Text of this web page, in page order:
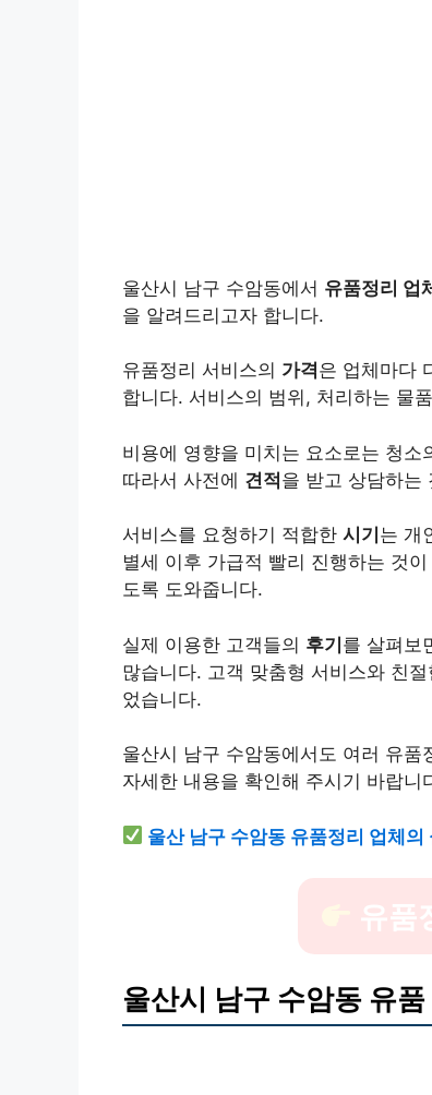
울산시 남구 수암동에서 유품정리 업
을 알려드리고자 합니다.
유품정리 서비스의 가격은 업체마다
합니다. 서비스의 범위, 처리하는 물
비용에 영향을 미치는 요소로는 청
따라서 사전에 견적을 받고 상담하는
서비스를 요청하기 적합한 시기 는 개
별세 이후 가급적 빨리 진행하는 것
도록 도와줍니다.
실제 이용한 고객들의 후기를 살펴보
많습니다. 고객 맞춤형 서비스와 친
었습니다.
울산시 남구 수암동에서도 여러 유
자세한 내용을 확인해 주시기 바랍니
울산 남구 수암동 유품정리 업체
유품
울산시 남구 수암동 유